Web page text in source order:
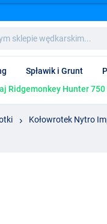
Spławik i Grunt
Ridgemonkey Hunter
Kołowrotek Nytro